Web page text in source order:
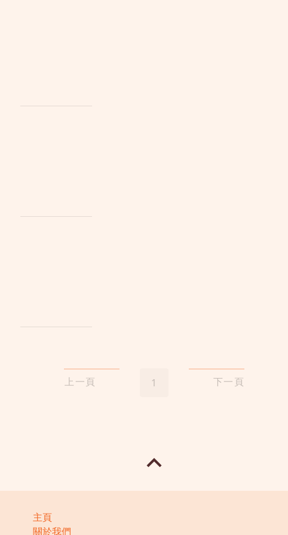
上一頁 1 下一頁
主頁
關於我們